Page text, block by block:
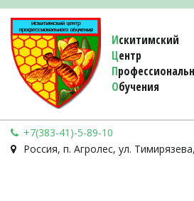
Искитимский
Центр
П
Обучения
+7(383-41)-5-89-10
Россия, п. Агролес, ул.